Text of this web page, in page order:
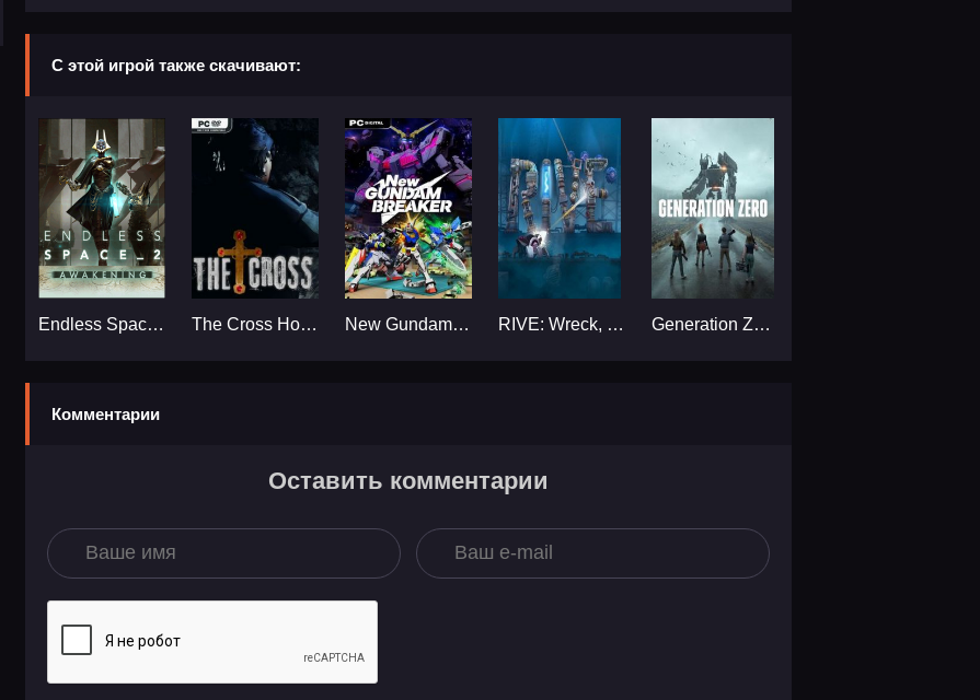
С этой игрой также скачивают:
Endless Space 2... The Cross Horror Game... New Gundam Breaker... RIVE: Wreck, Hack, Die, Retry!... Generation Zero...
Комментарии
Оставить комментарии